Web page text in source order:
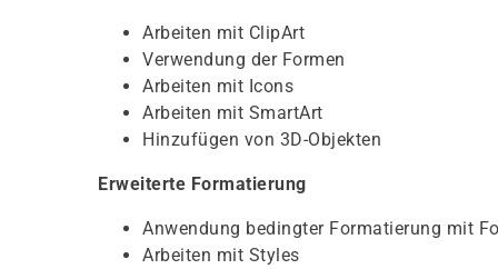
Arbeiten mit ClipArt
Verwendung der Formen
Arbeiten mit Icons
Arbeiten mit SmartArt
Hinzufügen von 3D-Objekten
Erweiterte Formatierung
Anwendung bedingter Formatierung mit
Arbeiten mit Styles